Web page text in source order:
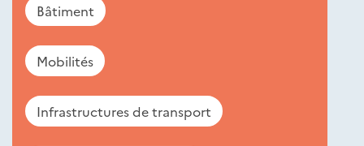
Bâtiment
Mobilités
Infrastructures de transport